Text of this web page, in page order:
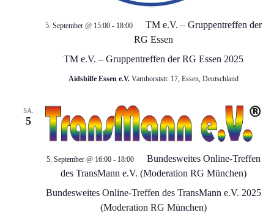
n
S
u
c
h
e
u
n
-
N
v
TM e.V. – Gruppentreffen der RG Essen 2025
5. September @ 15:00 - 18:00
TM e.V. – Gruppentreffen der
RG Essen
Aidshilfe Essen e.V. Varnhorststr. 17, Essen, Deutschland
SA.
5
Bundesweites Online-Treffen des TransMann e.V. 2025
(Moderation RG München)
5. September @ 16:00 - 18:00
Bundesweites Online-Treffen
des TransMann e.V. (Moderation RG München)